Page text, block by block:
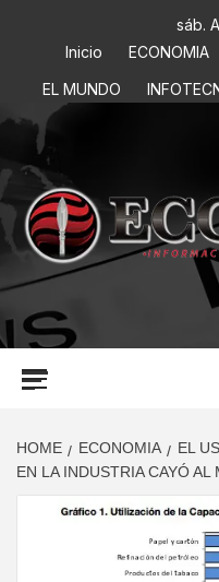
sáb.
Inicio
ECONOMIA
EL MUNDO
INFORMACIÓN PARA
HOME ECONOMIA
EL
EN LA INDUSTRIA CAYÓ